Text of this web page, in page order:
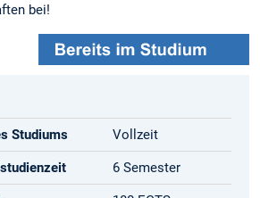
bei!
Studiums Vollzeit
6 Semester